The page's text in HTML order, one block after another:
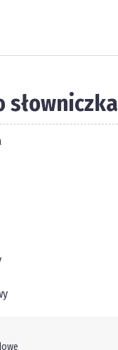
słowniczka